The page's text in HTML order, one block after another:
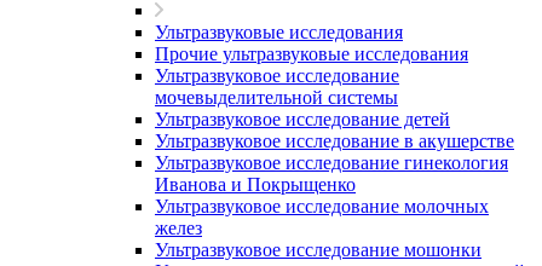
Ультразвуковые исследования
Прочие ультразвуковые исследования
Ультразвуковое исследование
мочевыделительной системы
Ультразвуковое исследование детей
Ультразвуковое исследование в акушерстве
Ультразвуковое исследование гинекология
Иванова и Покрыщенко
Ультразвуковое исследование молочных
желез
Ультразвуковое исследование мошонки